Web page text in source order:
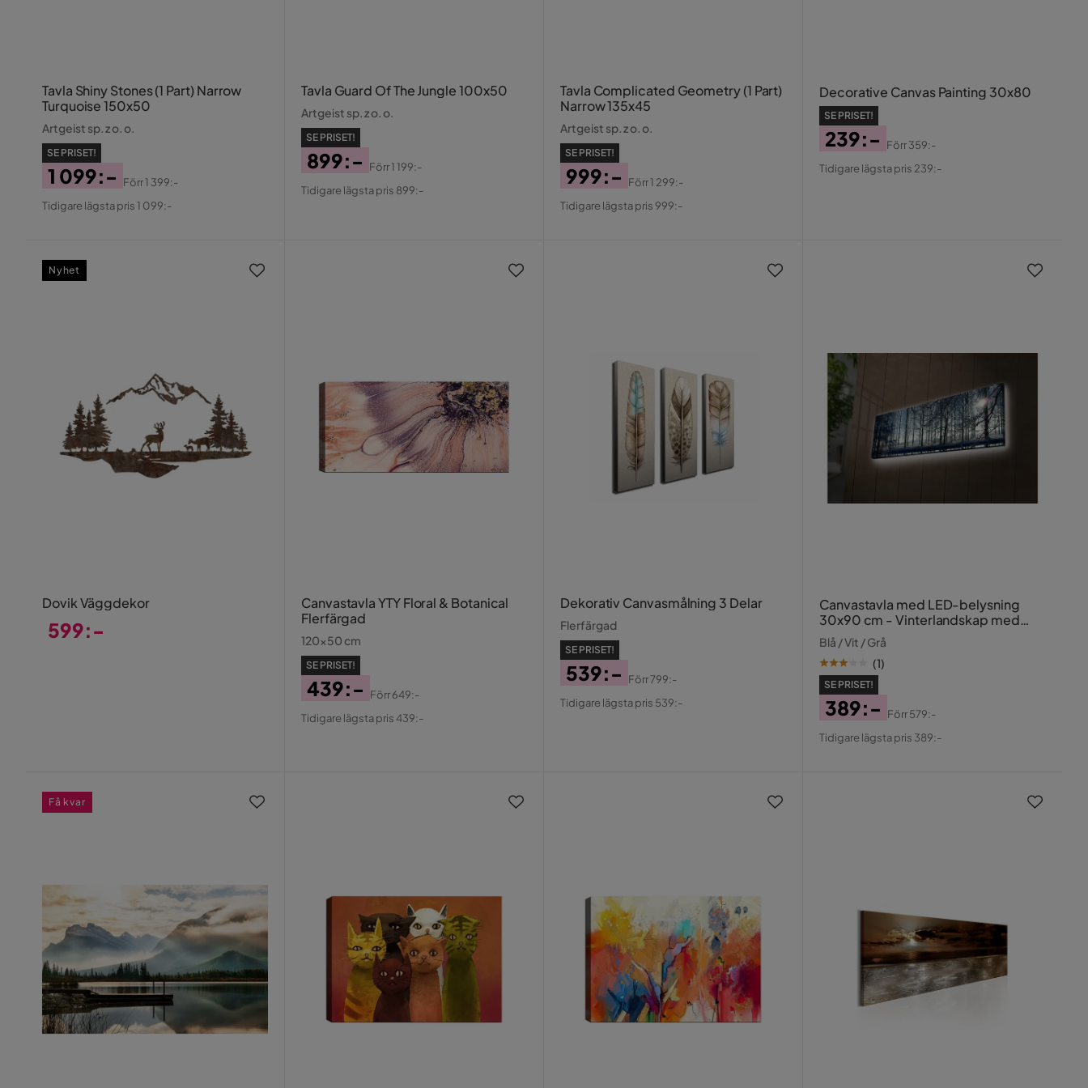
Tavla Shiny Stones (1 Part) Narrow
Turquoise 150x50
Artgeist sp. z o. o.
SE PRISET!
Pris
1 099:-
Original
Förr1 399:-
Tidigare lägsta pris 1 099:-
Tavla Guard Of The Jungle 100x50
Artgeist sp. z o. o.
SE PRISET!
Pris
899:-
Original
Förr1 199:-
Tidigare lägsta pris 899:-
Tavla Complicated Geometry (1 Part)
Narrow 135x45
Artgeist sp. z o. o.
SE PRISET!
Pris
999:-
Original
Förr1 299:-
Tidigare lägsta pris 999:-
Decorative Canvas Painting 30x80
SE PRISET!
Pris
239:-
Original
Förr359:-
Tidigare lägsta pris 239:-
Dovik Väggdekor
599:-
Nyhet
Canvastavla YTY Floral & Botanical
Flerfärgad
120x50 cm
SE PRISET!
Pris
439:-
Original
Förr649:-
Tidigare lägsta pris 439:-
Dekorativ Canvasmålning 3 Delar
Flerfärgad
SE PRISET!
Pris
539:-
Original
Förr799:-
Tidigare lägsta pris 539:-
Canvastavla med LED-belysning
30x90 cm - Vinterlandskap med
snöklädda träd och en svag solstråle
Blå / Vit / Grå
(1)
SE PRISET!
Pris
389:-
Original
Förr579:-
Tidigare lägsta pris 389:-
Få kvar